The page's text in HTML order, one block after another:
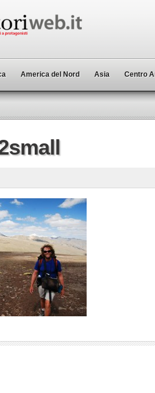
America del Nord Asia Centro